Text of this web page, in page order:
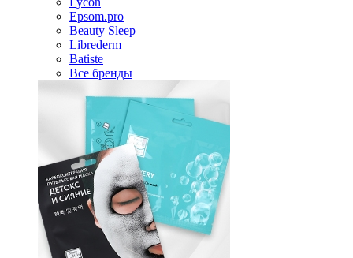
Epsom.pro
Beauty Sleep
Librederm
Batiste
Все бренды